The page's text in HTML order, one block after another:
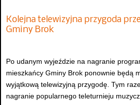
Kolejna telewizyjna przygoda
Gminy Brok
Po udanym wyjeździe na nagranie
mieszkańcy Gminy Brok ponownie będą
wyjątkową telewizyjną przygodę. Tym
nagranie popularnego teleturnieju